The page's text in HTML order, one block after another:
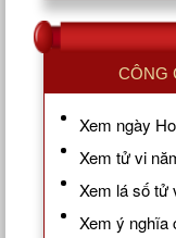
CÔNG
Xem ngày
Xem tử vi
Xem lá số tử
Xem ý nghĩa